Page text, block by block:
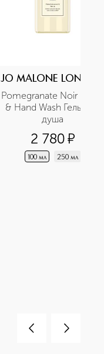
JO MALONE
Pomegranate Noir Body
& Hand Wash Гель для
душа
2 780¤
100 мл 250 мл